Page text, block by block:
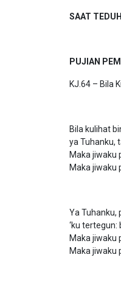
SAAT TEDUH
PUJIAN
KJ.64 – Bila
Bila kulihat
ya Tuhanku,
Maka jiwaku
Maka jiwaku
Ya Tuhanku,
‘ku tertegun:
Maka jiwaku
Maka jiwaku